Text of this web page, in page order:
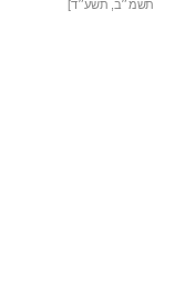
תשמ״ב, תשע״ד]